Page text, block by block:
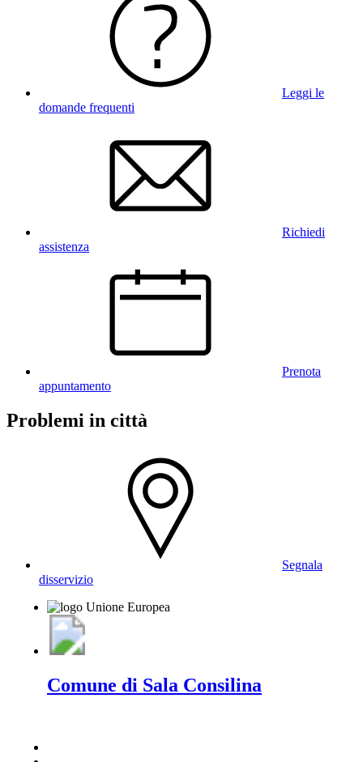
Leggi le
domande frequenti
Richiedi
assistenza
Prenota
appuntamento
Problemi in città
Segnala
disservizio
Comune di Sala Consilina